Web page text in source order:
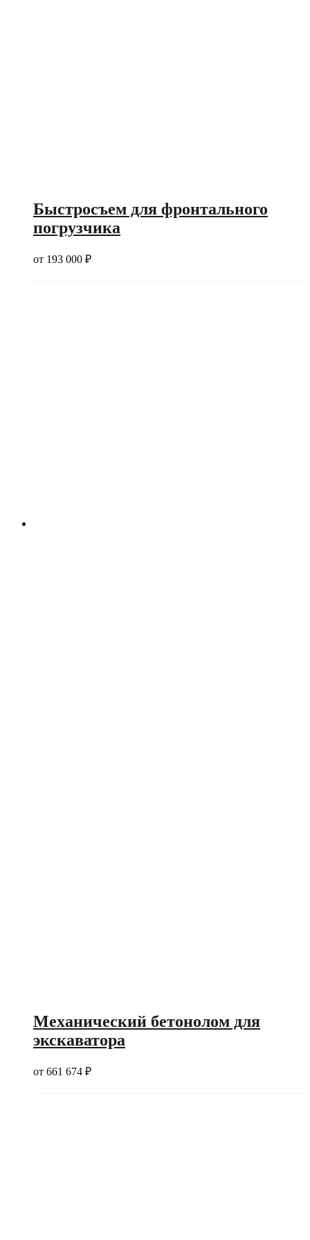
Быстросъем для фронтального
погрузчика
от 193 000 ₽
Механический бетонолом для
экскаватора
от 661 674 ₽